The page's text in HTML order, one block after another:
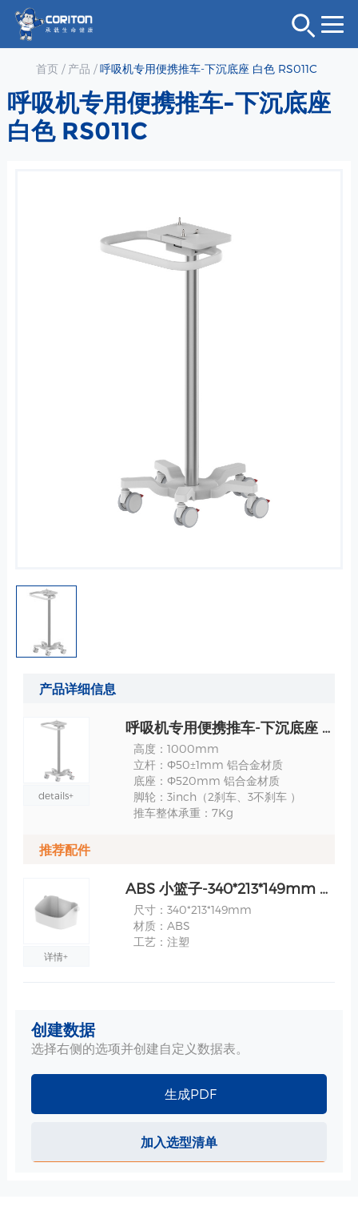
首页/ 产品 /呼吸机专用便携推车-下沉底座 白色 RS011C
呼吸机专用便携推车-下沉底座
白色 RS011C
产品详细信息
details+
呼吸机专用便携推车-下沉底座 白色 RS011C 规格
高度：1000mm
立杆：Ф50±1mm 铝合金材质
底座：Ф520mm 铝合金材质
脚轮：3inch（2刹车、3不刹车 ）
推车整体承重：7Kg
推荐配件
详情+
ABS 小篮子-340*213*149mm 规格
尺寸：340*213*149mm
材质：ABS
工艺：注塑
详情+
装在TR700款呼吸机推车上
创建数据
选择右侧的选项并创建自定义数据表。
生成PDF
加入选型清单